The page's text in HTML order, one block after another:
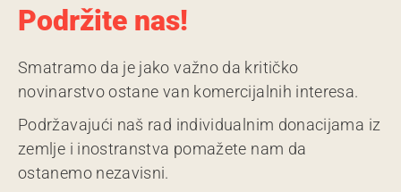
Podržite nas!
Smatramo da je jako važno da kritičko
novinarstvo ostane van komercijalnih interesa.
Podržavajući naš rad individualnim donacijama iz
zemlje i inostranstva pomažete nam da
ostanemo nezavisni.